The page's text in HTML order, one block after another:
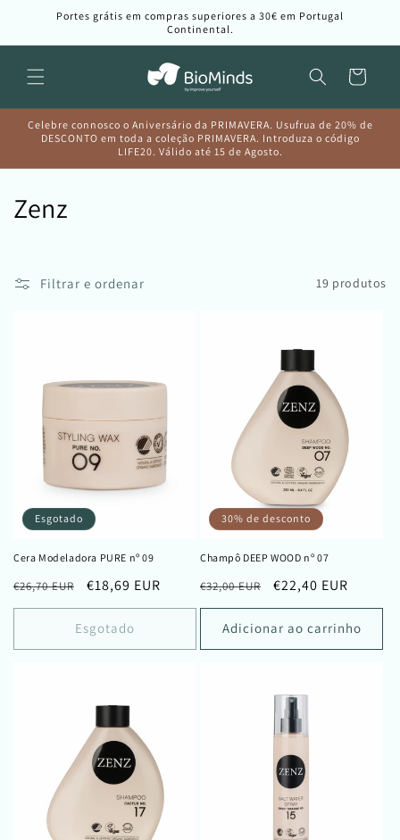
para oPortes grátis em compras superiores a 30€ em Portugal
Continental.
Carrinho
Celebre connosco o Aniversário da PRIMAVERA. Usufrua de 20% de
DESCONTO em toda a coleção PRIMAVERA. Introduza o código
LIFE20. Válido até 15 de Agosto.
C
l
Zenz
Filtrar e ordenar 19 produtos
Esgotado
Cera Modeladora PURE nº 09
Preço
normal
€26,70 EUR
Preço
de
saldo
€18,69 EUR
Esgotado
30% de desconto
Champô DEEP WOOD nº 07
Preço
normal
€32,00 EUR
Preço
de
saldo
€22,40 EUR
Adicionar ao carrinho